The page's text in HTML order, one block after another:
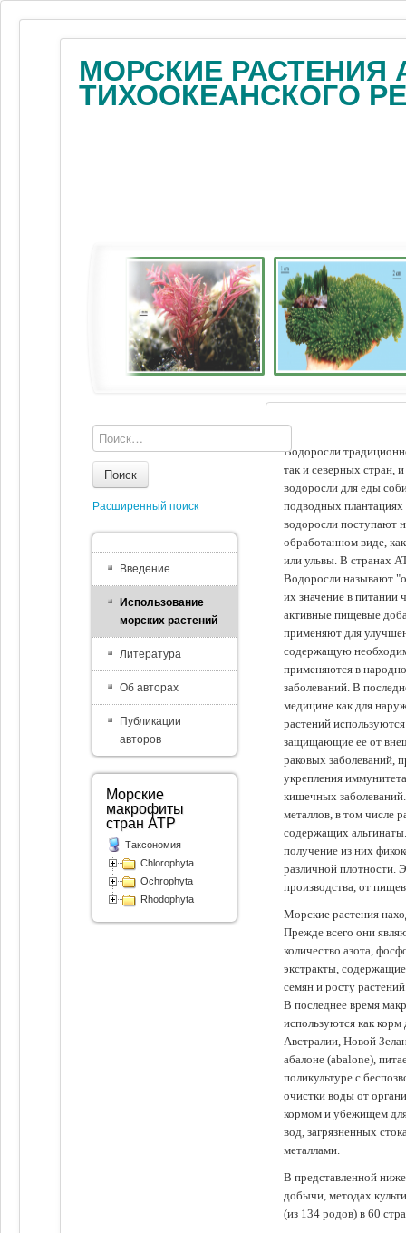
МОРСКИЕ РАСТЕНИЯ
ТИХООКЕАНСКОГО
Водоросли
так и северных стран,
водоросли для еды
подводных
водоросли поступают
обработанном виде,
или ульвы. В странах
Водоросли называют
их значение в питании
активные пищевые
применяют для
содержащую
применяются в
заболеваний. В
медицине как для
растений
защищающие ее от
раковых заболеваний,
укрепления
кишечных
металлов, в том числе
содержащих
получение из них
различной плотности.
производства, от
Морские растения
Прежде всего они
количество азота,
экстракты,
семян и росту
В последнее время
используются как
Австралии, Новой
абалоне (abalone),
поликультуре с
очистки воды от
кормом и убежищем
вод, загрязненных
металлами.
В представленной
добычи, методах
(из 134 родов) в 60
Поиск
Расширенный поиск
Введение
Использование
морских растений
Литература
Об авторах
Публикации
авторов
Морские
макрофиты
стран АТР
Таксономия
Chlorophyta
Ochrophyta
Rhodophyta